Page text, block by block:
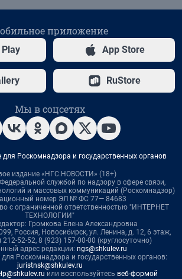
приложение
App Store
RuStore
Мы в соцсетях
Роскомнадзора и государственных органов
издание «НГС.НОВОСТИ» (18+)
службой по надзору в сфере связи,
и массовых коммуникаций (Роскомнадзор)
номер ЭЛ № ФС 77— 84683
с ограниченной ответственностью "ИНТЕРНЕТ
ТЕХНОЛОГИИ"
Громкова Елена Александровна
Россия, Новосибирск, ул. Ленина, д. 12, 6 этаж,
52-52, 8 (923) 157-00-00 (круглосуточно)
адрес редакции: ngs@shkulev.ru
Роскомнадзора и государственных органов:
juristnsk@shkulev.ru
или воспользуйтесь веб-формой